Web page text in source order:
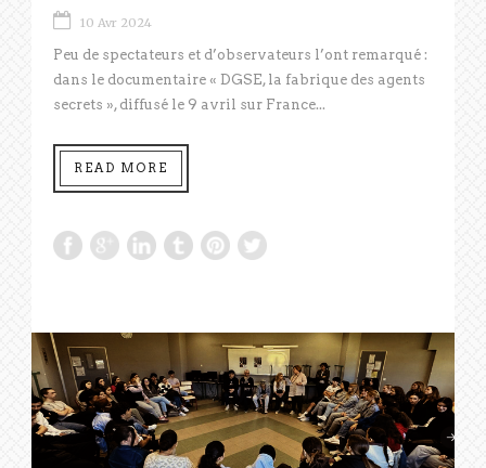
10 Avr 2024
Peu de spectateurs et d’observateurs l’ont remarqué :
dans le documentaire « DGSE, la fabrique des agents
secrets », diffusé le 9 avril sur France...
READ MORE